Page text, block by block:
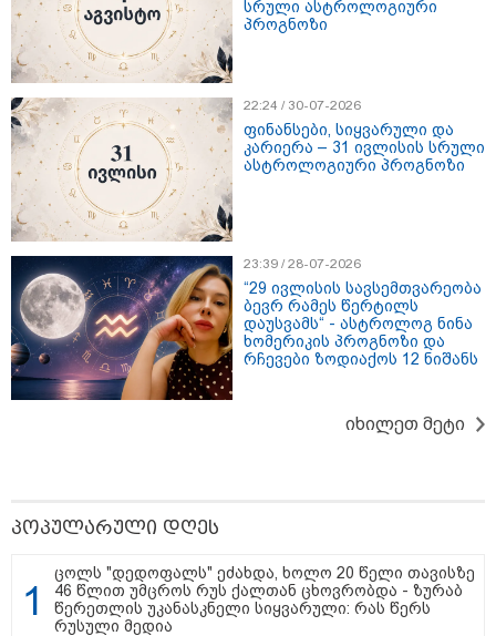
"როცა კანონიკიდან
გამომდინარე, მართებულად
მიგვაჩნია, რომ ადამიანის
გასვენება ტაძრიდან არ მოხდეს,
ეს მგლოვიარეს ისეთი
სიყვარულითა უნდა ავუხსნათ,
რომ შფოთვა არ დაიბადოს" -
დედა სიდონია
16:02 / 03-08-2026
"15 წლის წინ ჩადენილი
დანაშაული, 5-ჯერ შეცვლილი
მოსამართლე, 4-ჯერ თავიდან
დაწყებული საქმე... მადლობა
პროკურატურას, მათ გარეშე ეს
შედეგი არ დადგებოდა" - ქეთა
ხარძიანი
კატეგორიის ყველა სიახლე
სრული ასტროლოგიური
პროგნოზი
22:24 / 30-07-2026
ფინანსები, სიყვარული და
კარიერა – 31 ივლისის სრული
ასტროლოგიური პროგნოზი
23:39 / 28-07-2026
“29 ივლისის სავსემთვარეობა
ბევრ რამეს წერტილს
დაუსვამს“ - ასტროლოგ ნინა
ხომერიკის პროგნოზი და
რჩევები ზოდიაქოს 12 ნიშანს
იხილეთ მეტი
პოპულარული დღეს
ცოლს "დედოფალს" ეძახდა, ხოლო 20 წელი თავისზე
46 წლით უმცროს რუს ქალთან ცხოვრობდა - ზურაბ
წერეთლის უკანასკნელი სიყვარული: რას წერს
რუსული მედია